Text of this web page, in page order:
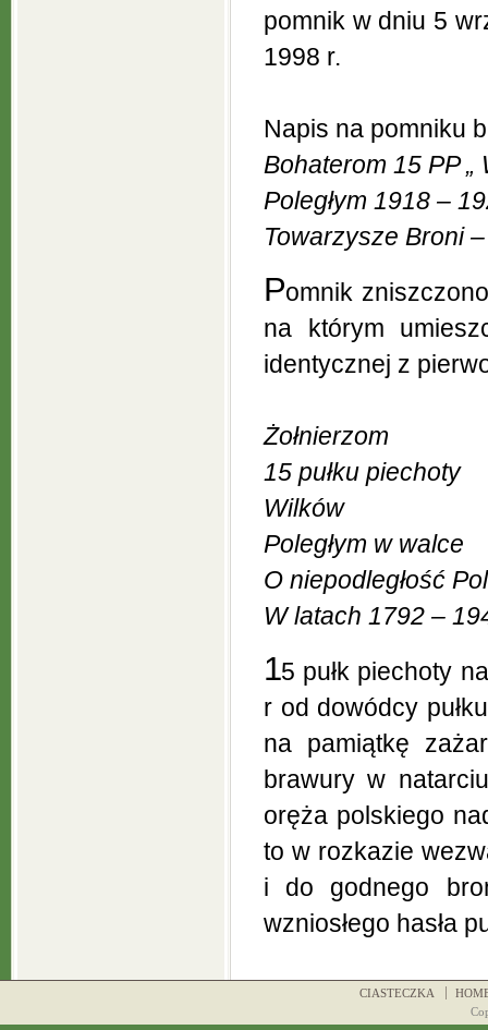
pomnik w dniu 5
1998 r.
Napis na pomniku
Bohaterom 15 PP „
Poległym 1918 –
Towarzysze Broni
Pomnik
na którym
identycznej z
Żołnierzom
15 pułku piechoty
Wilków
Poległym w walce
O niepodległość
W latach 1792 –
15 pułk piechoty
r od dowódcy
na pamiątkę
brawury w
oręża polskiego
to w rozkazie
i do godnego
wzniosłego hasła
CIASTECZKA